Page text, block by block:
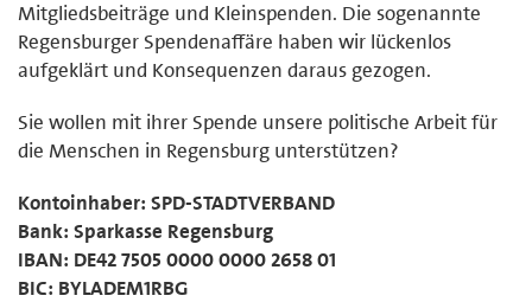
Mitgliedsbeiträge und Kleinspenden. Die sogenannte
Regensburger Spendenaffäre haben wir lückenlos
aufgeklärt und Konsequenzen daraus gezogen.
Sie wollen mit ihrer Spende unsere politische Arbeit für
die Menschen in Regensburg unterstützen?
Kontoinhaber: SPD-STADTVERBAND
Bank: Sparkasse Regensburg
IBAN: DE42 7505 0000 0000 2658 01
BIC: BYLADEM1RBG